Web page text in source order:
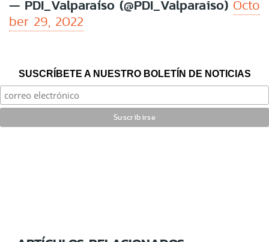
— PDI_Valparaíso (@PDI_Valparaiso) Octo
ber 29, 2022
SUSCRÍBETE A NUESTRO BOLETÍN DE NOTICIAS